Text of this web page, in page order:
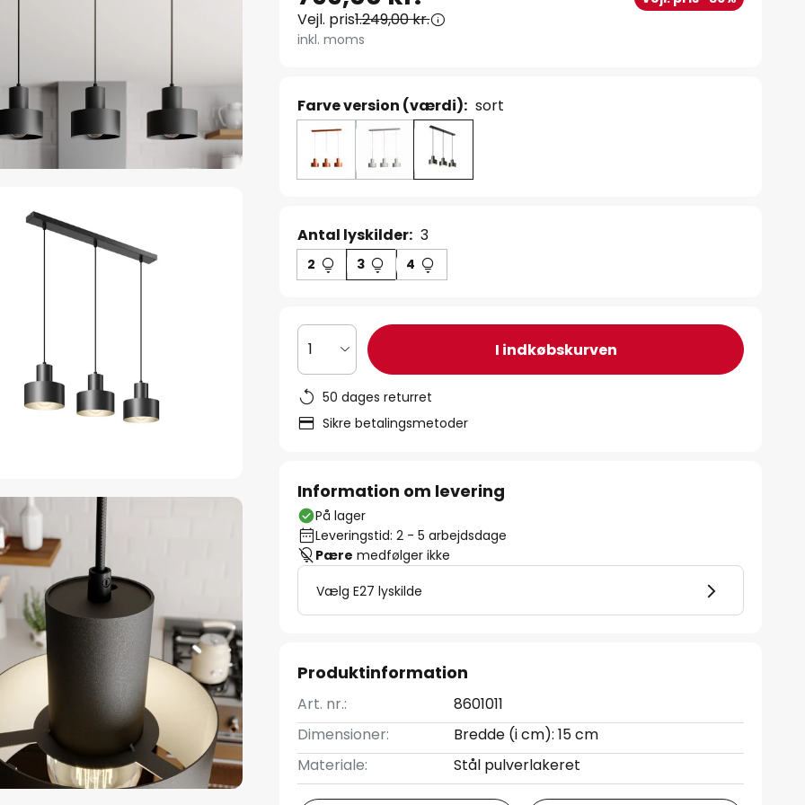
Vejl. pris1.249,00 kr.
inkl. moms
Farve version (værdi): sort
Antal lyskilder: 3
2 3 4
1 I indkøbskurven
50 dages returret
Sikre betalingsmetoder
Information om levering
På lager
Leveringstid: 2 - 5 arbejdsdage
Pære medfølger ikke
Vælg E27 lyskilde
Produktinformation
Art. nr.:
8601011
Dimensioner:
Bredde (i cm): 15 cm
Materiale:
Stål pulverlakeret